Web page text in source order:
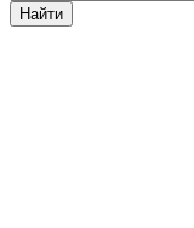
Найти